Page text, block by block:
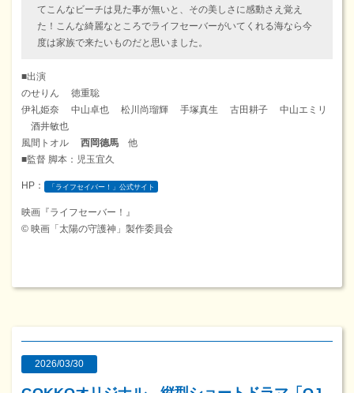
てこんなビーチは見た事が無いと、その美しさに感動さえ覚え
た！こんな綺麗なところでライフセーバーがいてくれる海なら今
度は家族で来たいものだと思いました。
■出演
のせりん 徳重聡
伊礼姫奈 中山卓也 松川尚瑠輝 手塚真生 古田耕子 中山エミリ
酒井敏也
風間トオル 西岡德馬 他
■監督 脚本：児玉宜久
HP： 「ライフセイバー！」公式サイト
映画『ライフセーバー！』
© 映画「太陽の守護神」製作委員会
2026/03/30